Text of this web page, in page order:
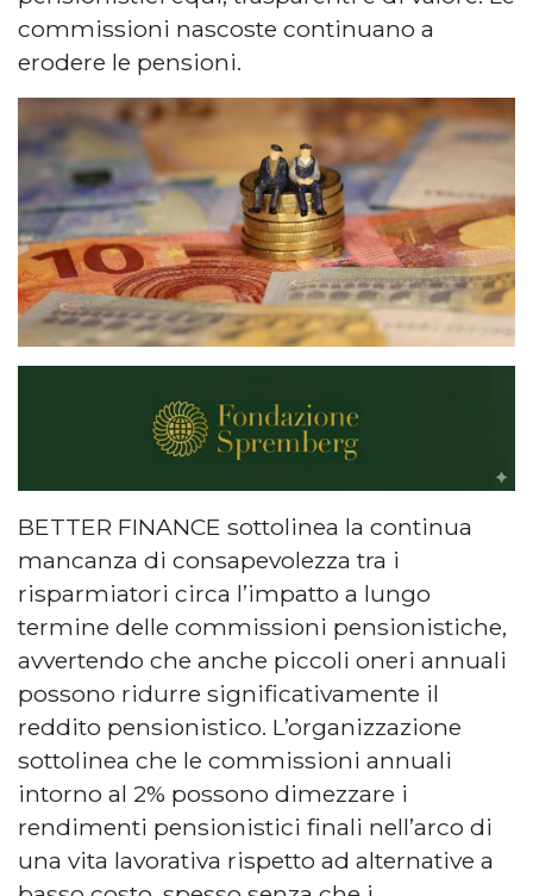
commissioni nascoste continuano a
erodere le pensioni.
BETTER FINANCE sottolinea la continua
mancanza di consapevolezza tra i
risparmiatori circa l’impatto a lungo
termine delle commissioni pensionistiche,
avvertendo che anche piccoli oneri annuali
possono ridurre significativamente il
reddito pensionistico. L’organizzazione
sottolinea che le commissioni annuali
intorno al 2% possono dimezzare i
rendimenti pensionistici finali nell’arco di
una vita lavorativa rispetto ad alternative a